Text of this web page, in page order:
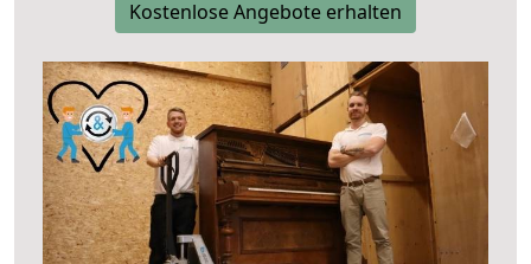
Kostenlose Angebote erhalten